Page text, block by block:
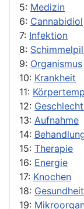
5: Medizin
6: Cannabidiol
7: Infektion
8:
9: Organismus
10: Krankheit
11:
12:
13: Aufnahme
14:
15: Therapie
16: Energie
17: Knochen
18: Gesundheit
19: